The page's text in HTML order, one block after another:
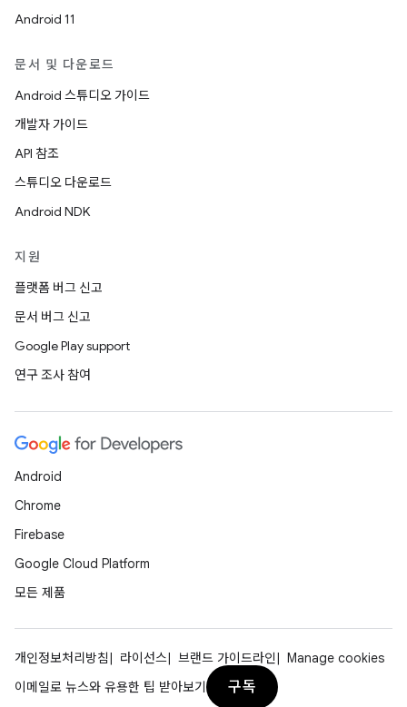
Android 11
문서 및 다운로드
Android 스튜디오 가이드
개발자 가이드
API 참조
스튜디오 다운로드
Android NDK
지원
플랫폼 버그 신고
문서 버그 신고
Google Play support
연구 조사 참여
Android
Chrome
Firebase
Google Cloud Platform
모든 제품
개인정보처리방침 라이선스 브랜드 가이드라인
Manage cookies
이메일로 뉴스와 유용한 팁 받아보기
구독